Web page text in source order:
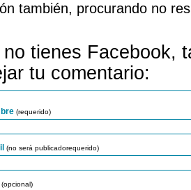
también, procurando no
no tienes Facebook,
tu comentario:
(requerido)
(no será publicadorequerido)
(opcional)